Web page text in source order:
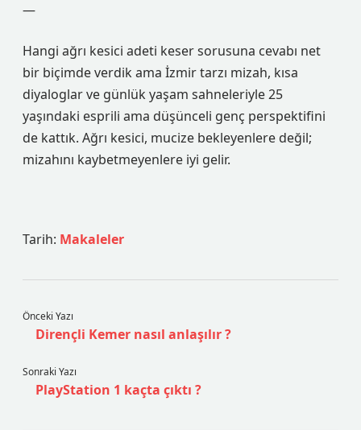
—
Hangi ağrı kesici adeti keser sorusuna cevabı net
bir biçimde verdik ama İzmir tarzı mizah, kısa
diyaloglar ve günlük yaşam sahneleriyle 25
yaşındaki esprili ama düşünceli genç perspektifini
de kattık. Ağrı kesici, mucize bekleyenlere değil;
mizahını kaybetmeyenlere iyi gelir.
Tarih: Makaleler
Önceki Yazı
Dirençli Kemer nasıl anlaşılır ?
Sonraki Yazı
PlayStation 1 kaçta çıktı ?